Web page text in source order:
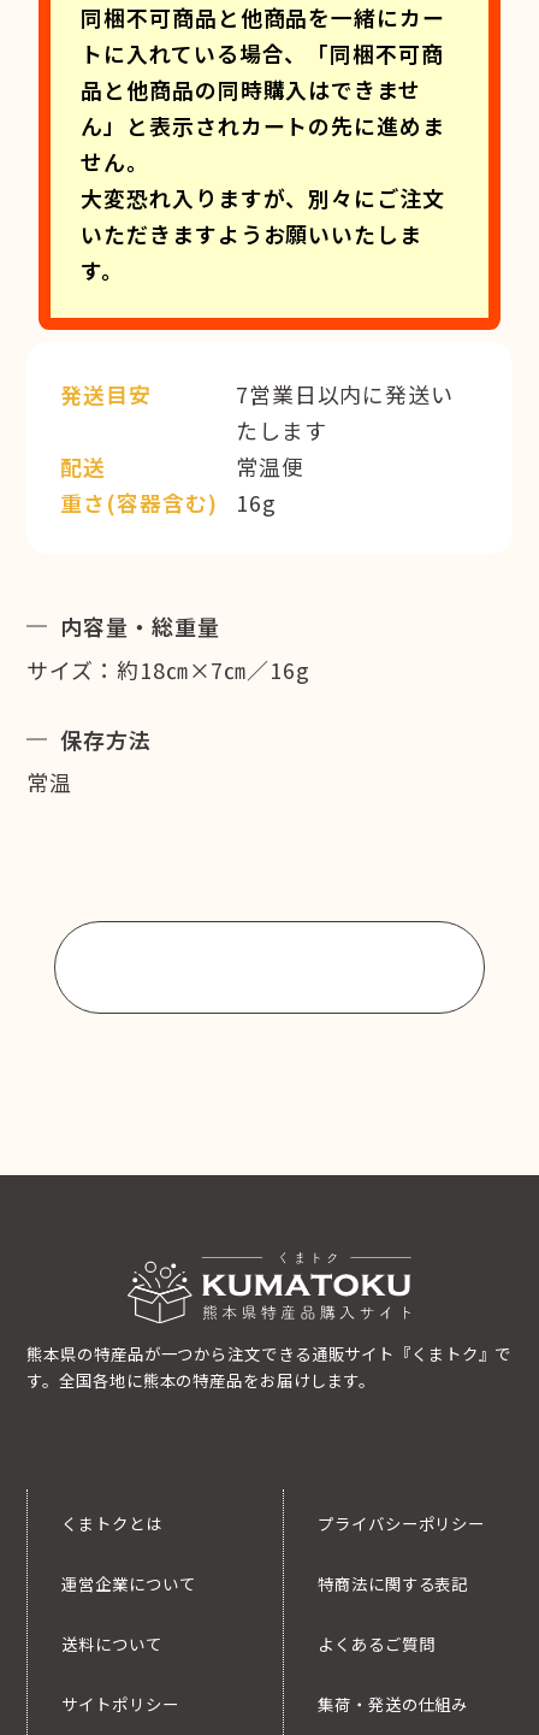
同梱不可商品と他商品を一緒にカー
トに入れている場合、「同梱不可商
品と他商品の同時購入はできませ
ん」と表示されカートの先に進めま
せん。
大変恐れ入りますが、別々にご注文
いただきますようお願いいたしま
す。
発送目安
7営業日以内に発送い
たします
配送
常温便
重さ(容器含む)
16g
内容量・総重量
サイズ：約18㎝×7㎝／16g
保存方法
常温
熊本県の特産品が一つから注文できる通販サイト『くまトク』で
す。全国各地に熊本の特産品をお届けします。
くまトクとは
運営企業について
送料について
サイトポリシー
プライバシーポリシー
特商法に関する表記
よくあるご質問
集荷・発送の仕組み